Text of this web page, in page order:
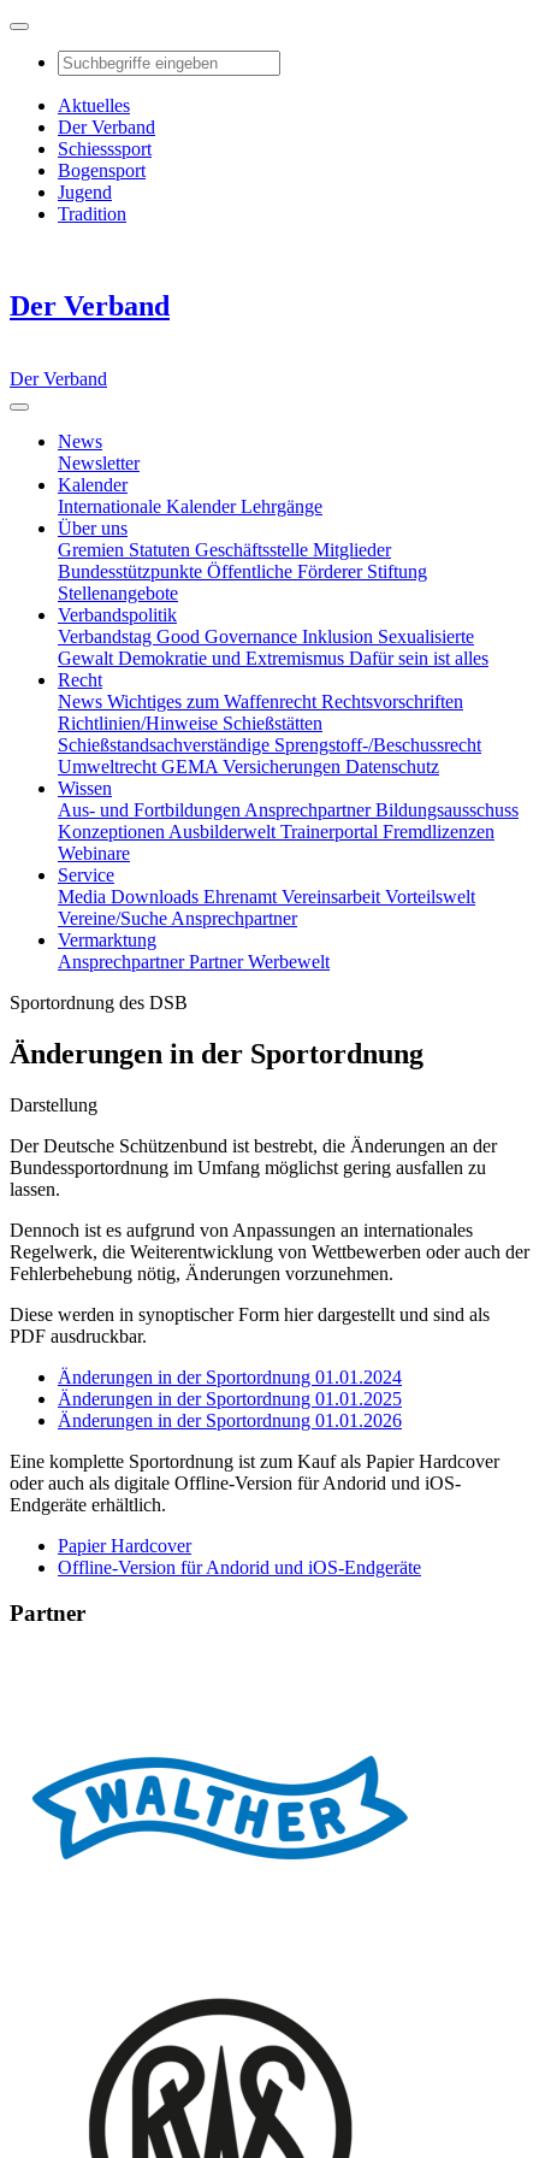
Aktuelles
Der Verband
Schiesssport
Bogensport
Jugend
Tradition
Der Verband
Der Verband
News
Newsletter
Kalender
Internationale KalenderLehrgänge
Über uns
Gremien Statuten Geschäftsstelle Mitglieder
Bundesstützpunkte Öffentliche Förderer Stiftung
Stellenangebote
Verbandspolitik
Verbandstag Good Governance Inklusion Sexualisierte
Gewalt Demokratie und Extremismus Dafür sein ist alles
Recht
News Wichtiges zum Waffenrecht Rechtsvorschriften
Richtlinien/Hinweise Schießstätten
Schießstandsachverständige Sprengstoff-/Beschussrecht
Umweltrecht GEMA Versicherungen Datenschutz
Wissen
Aus- und Fortbildungen AnsprechpartnerBildungsausschuss
Konzeptionen Ausbilderwelt Trainerportal Fremdlizenzen
Webinare
Service
Media Downloads Ehrenamt Vereinsarbeit Vorteilswelt
Vereine/Suche Ansprechpartner
Vermarktung
AnsprechpartnerPartnerWerbewelt
Sportordnung des DSB
Änderungen in der Sportordnung
Darstellung
Der Deutsche Schützenbund ist bestrebt, die Änderungen an der
Bundessportordnung im Umfang möglichst gering ausfallen zu
lassen.
Dennoch ist es aufgrund von Anpassungen an internationales
Regelwerk, die Weiterentwicklung von Wettbewerben oder auch der
Fehlerbehebung nötig, Änderungen vorzunehmen.
Diese werden in synoptischer Form hier dargestellt und sind als
PDF ausdruckbar.
Änderungen in der Sportordnung 01.01.2024
Änderungen in der Sportordnung 01.01.2025
Änderungen in der Sportordnung 01.01.2026
Eine komplette Sportordnung ist zum Kauf als Papier Hardcover
oder auch als digitale Offline-Version für Andorid und iOS-
Endgeräte erhältlich.
Papier Hardcover
Offline-Version für Andorid und iOS-Endgeräte
Partner